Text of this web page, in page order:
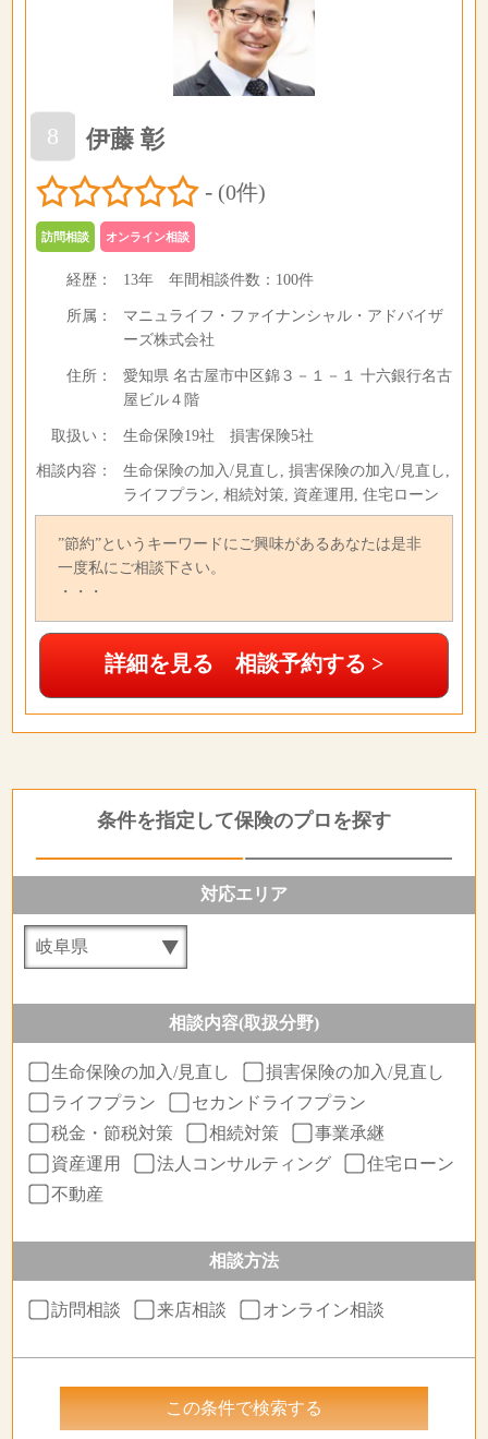
8
伊藤 彰
- (0件)
訪問相談 オンライン相談
経歴： 13年年間相談件数： 100件
所属：
マニュライフ・ファイナンシャル・アドバイザ
ーズ株式会社
住所：
愛知県 名古屋市中区錦３－１－１ 十六銀行名古
屋ビル４階
取扱い： 生命保険19社 損害保険5社
相談内容：
生命保険の加入/見直し, 損害保険の加入/見直し,
ライフプラン, 相続対策, 資産運用, 住宅ローン
”節約”というキーワードにご興味があるあなたは是非
一度私にご相談下さい。
・・・
詳細を見る 相談予約する >
条件を指定して保険のプロを探す
対応エリア
相談内容(取扱分野)
生命保険の加入/見直し
損害保険の加入/見直し
ライフプラン
セカンドライフプラン
税金・節税対策
相続対策
事業承継
資産運用
法人コンサルティング
住宅ローン
不動産
相談方法
訪問相談 来店相談 オンライン相談